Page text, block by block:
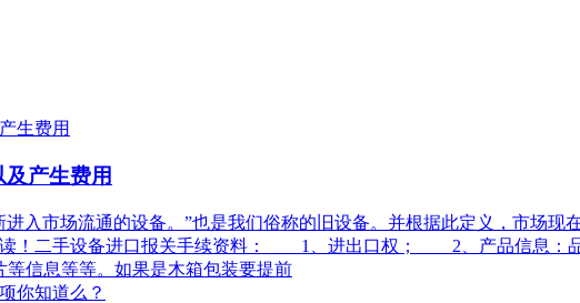
产生费用
市场流通的设备。”也是我们俗称的旧设备。并根据此定义，市场现
读！二手设备进口报关手续资料： 1、进出口权； 2、产品信息：
信息等等。如果是木箱包装要提前